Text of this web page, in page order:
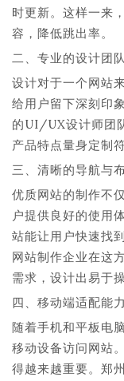
时更新。这样一来
容，降低跳出率。
二、专业的设计团队
设计对于一个网站
给用户留下深刻印
的UI/UX设计师团
产品特点量身定制
三、清晰的导航与
优质网站的制作不
户提供良好的使用
站能让用户快速找
网站制作企业在这
需求，设计出易于
四、移动端适配能力
随着手机和平板电
移动设备访问网站
得越来越重要。郑